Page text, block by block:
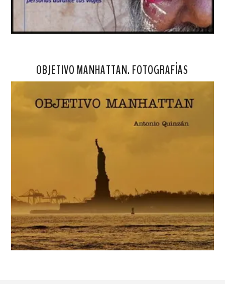
OBJETIVO MANHATTAN. FOTOGRAFÍAS